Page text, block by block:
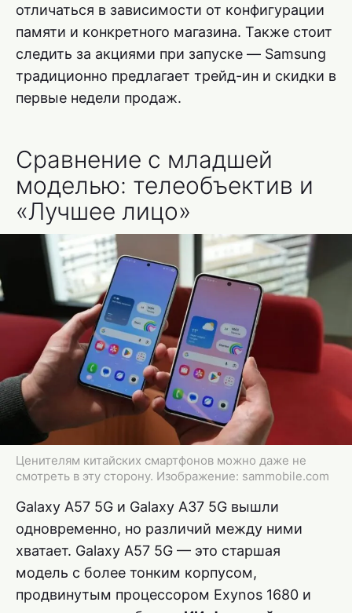
отличаться в зависимости от конфигурации
памяти и конкретного магазина. Также стоит
следить за акциями при запуске — Samsung
традиционно предлагает трейд-ин и скидки в
первые недели продаж.
Сравнение с младшей
моделью: телеобъектив и
«Лучшее лицо»
Ценителям китайских смартфонов можно даже не
смотреть в эту сторону. Изображение: sammobile.com
Galaxy A57 5G и Galaxy A37 5G вышли
одновременно, но различий между ними
хватает. Galaxy A57 5G — это старшая
модель с более тонким корпусом,
продвинутым процессором Exynos 1680 и